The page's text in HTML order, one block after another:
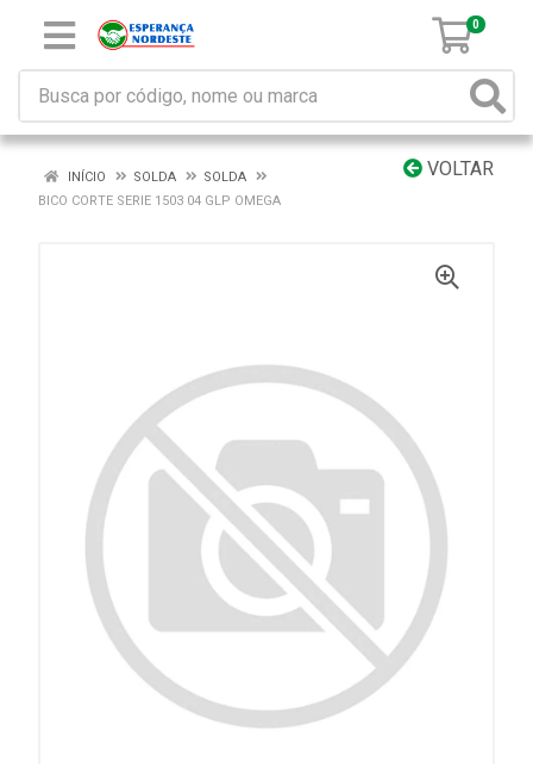
0
VOLTAR
INÍCIO SOLDA
SOLDA
BICO CORTE SERIE 1503 04 GLP OMEGA